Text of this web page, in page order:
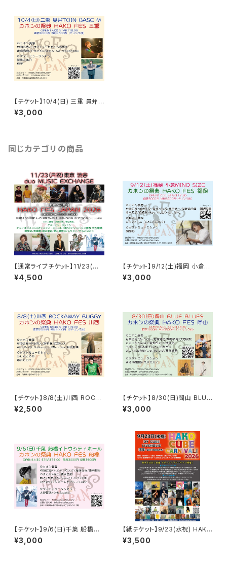
【チケット】10/4(日) 三重 員弁T
OIN BASE M / HAKO FES 三
重 2026
¥3,000
同じカテゴリの商品
【通常ライブチケット】11/23(月
祝)東京 渋谷duo MUSIC EXC
HANGE / HAKO FES JAPAN
¥4,500
【チケット】9/12(土)福岡 小倉MI
ND SIZE / HAKO FES 福岡 2
026
¥3,000
【チケット】8/8(土)川西 ROCKA
WAY BUGGY / HAKO FES 川
西 2026
¥2,500
【チケット】8/30(日)岡山 BLUE
BLUES / HAKO FES 岡山 20
26
¥3,000
【チケット】9/6(日)千葉 船橋イ
トウシティホール / HAKO FES
船橋 2026
¥3,000
【紙チケット】9/23(水祝) HAKO
CUBE CARNIVAL！2026 / 東
京下北沢３会場 カホンライブサ
¥3,500